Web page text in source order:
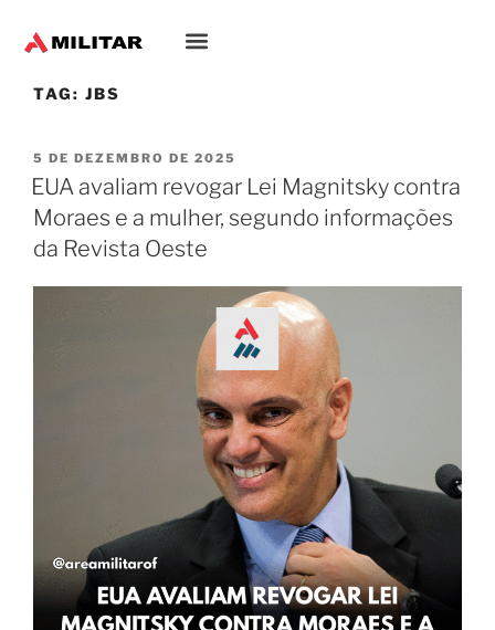
TAG: JBS
5 DE DEZEMBRO DE 2025
EUA avaliam revogar Lei Magnitsky contra
Moraes e a mulher, segundo informações
da Revista Oeste